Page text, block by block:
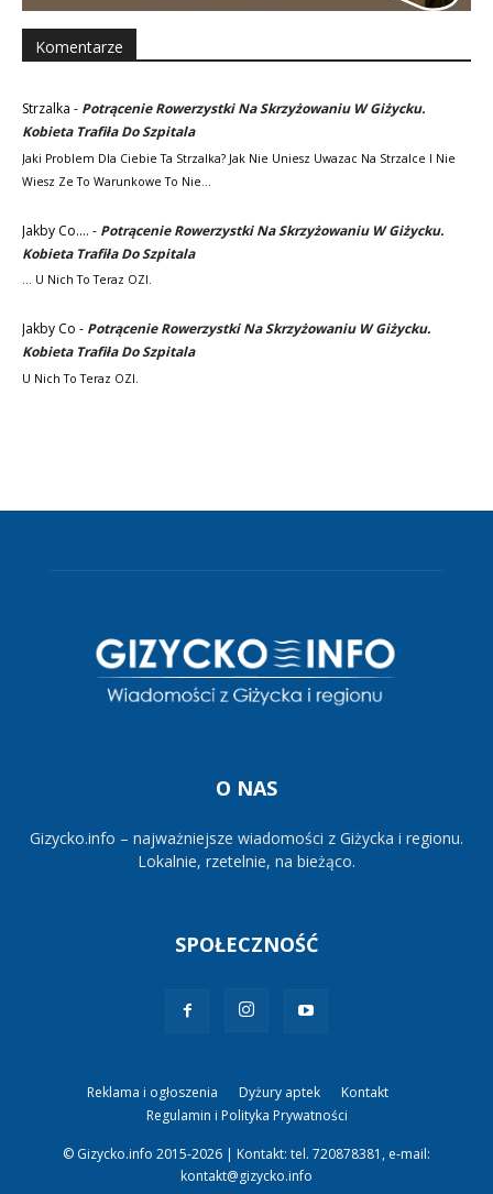
Komentarze
Strzalka - Potrącenie Rowerzystki Na Skrzyżowaniu W Giżycku.
Kobieta Trafiła Do Szpitala
Jaki Problem Dla Ciebie Ta Strzalka? Jak Nie Uniesz Uwazac Na Strzalce I Nie
Wiesz Ze To Warunkowe To Nie…
Jakby Co.... - Potrącenie Rowerzystki Na Skrzyżowaniu W Giżycku.
Kobieta Trafiła Do Szpitala
... U Nich To Teraz OZI.
Jakby Co - Potrącenie Rowerzystki Na Skrzyżowaniu W Giżycku.
Kobieta Trafiła Do Szpitala
U Nich To Teraz OZI.
O NAS
Gizycko.info – najważniejsze wiadomości z Giżycka i regionu.
Lokalnie, rzetelnie, na bieżąco.
SPOŁECZNOŚĆ
Reklama i ogłoszenia Dyżury aptek
Kontakt
Regulamin i Polityka Prywatności
© Gizycko.info 2015-2026 | Kontakt: tel. 720878381, e-mail:
kontakt@gizycko.info